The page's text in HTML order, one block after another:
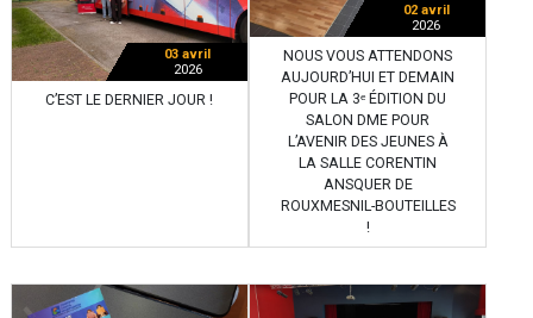
03 avril
2026
C’EST LE DERNIER JOUR !
02 avril
2026
NOUS VOUS ATTENDONS
AUJOURD’HUI ET DEMAIN
POUR LA 3ᵉ ÉDITION DU
SALON DME POUR
L’AVENIR DES JEUNES À
LA SALLE CORENTIN
ANSQUER DE
ROUXMESNIL-BOUTEILLES
!